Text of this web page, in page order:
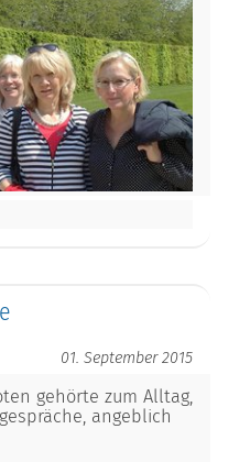
01. September 2015
gehörte zum Alltag,
angeblich